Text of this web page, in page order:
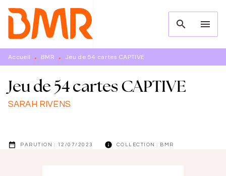
MENU RECHERCHE
PIED DE PAGE
search menu
Accueil • BMR • Jeu de 54 cartes CAPTIVE
Jeu de 54 cartes CAPTIVE
SARAH RIVENS
date_range PARUTION : 12/07/2023 info COLLECTION : BMR